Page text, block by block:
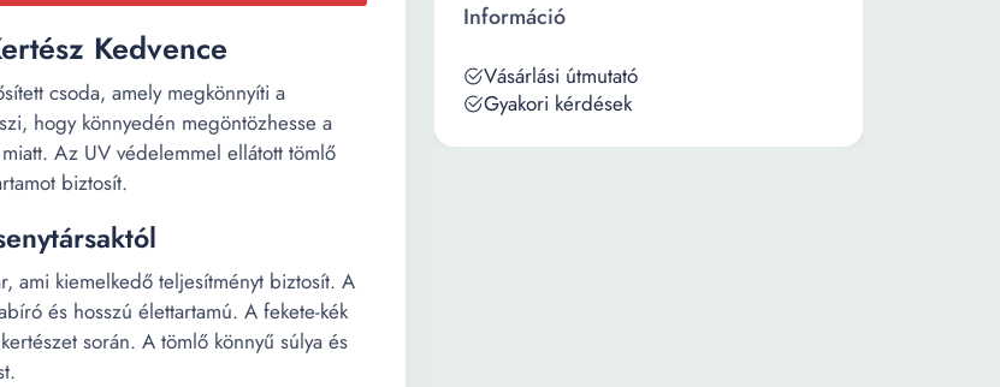
Kedvence
csoda, amely megkönnyíti a
hogy könnyedén megöntözhesse a
Az UV védelemmel ellátott tömlő
biztosít.
ami kiemelkedő teljesítményt biztosít. A
és hosszú élettartamú. A fekete-kék
során. A tömlő könnyű súlya és
Információ
Vásárlási útmutató
Gyakori kérdések